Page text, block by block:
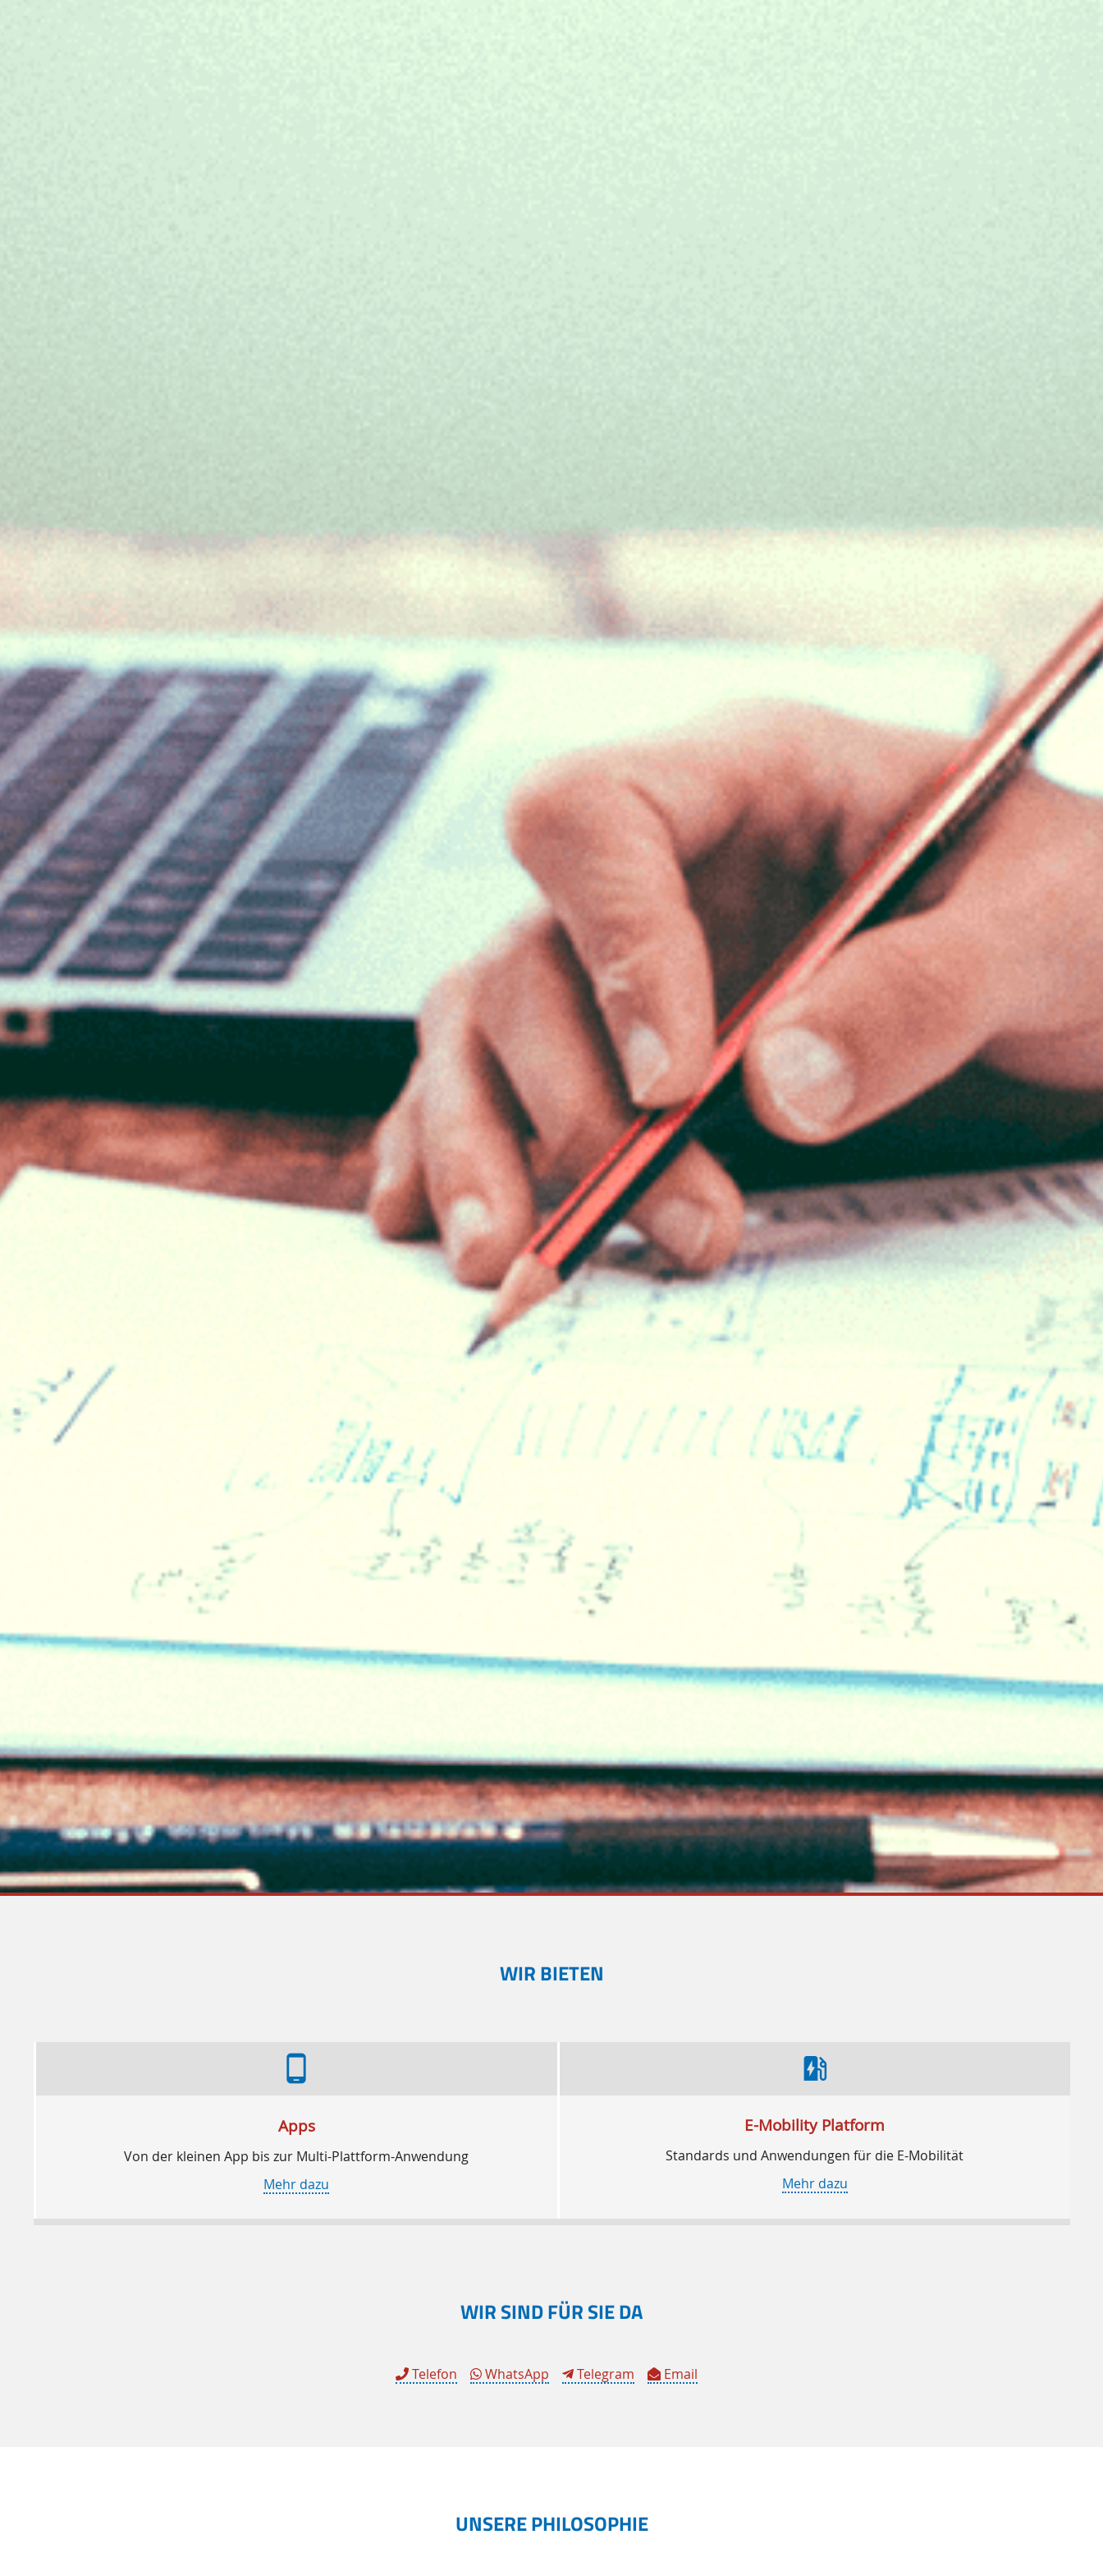
WIR BIETEN
phone_android
Apps
Von der kleinen App bis zur Multi-Plattform-Anwendung
Mehr dazu
ev_station
E-Mobility Platform
Standards und Anwendungen für die E-Mobilität
Mehr dazu
WIR SIND FÜR SIE DA
Telefon WhatsApp Telegram Email
UNSERE PHILOSOPHIE